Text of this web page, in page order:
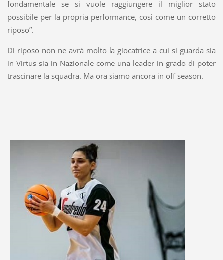
fondamentale se si vuole raggiungere il miglior stato
possibile per la propria performance, così come un corretto
riposo”.
Di riposo non ne avrà molto la giocatrice a cui si guarda sia
in Virtus sia in Nazionale come una leader in grado di poter
trascinare la squadra. Ma ora siamo ancora in off season.